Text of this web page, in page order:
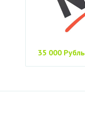
35 000 Рубль